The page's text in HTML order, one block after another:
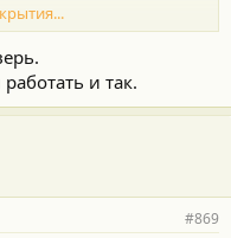
и так.
#869